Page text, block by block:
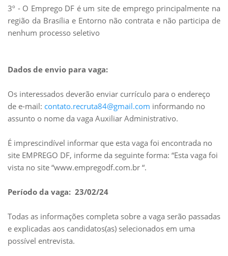
3º - O Emprego DF é um site de emprego principalmente na
região da Brasília e Entorno não contrata e não participa de
nenhum processo seletivo
Dados de envio para vaga:
Os interessados deverão enviar currículo para o endereço
de e-mail: contato.recruta84@gmail.com informando no
assunto o nome da vaga Auxiliar Administrativo.
É imprescindível informar que esta vaga foi encontrada no
site EMPREGO DF, informe da seguinte forma: “Esta vaga foi
vista no site “www.empregodf.com.br “.
Período da vaga: 23/02/24
Todas as informações completa sobre a vaga serão passadas
e explicadas aos candidatos(as) selecionados em uma
possível entrevista.